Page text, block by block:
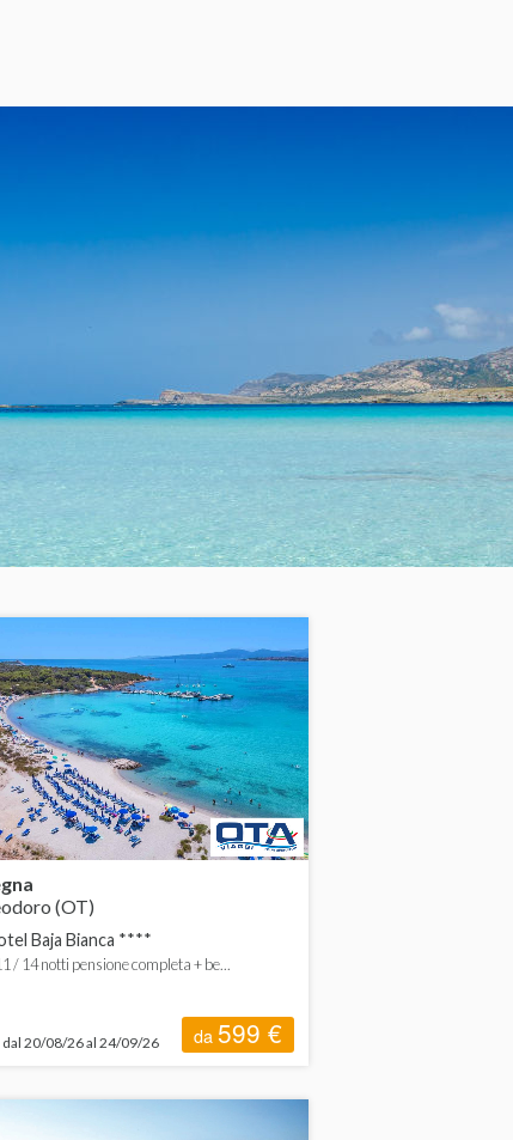
(OT)
Baja Bianca ****
/ 14 notti pensione completa + be...
dal 20/08/26 al 24/09/26 da599 €